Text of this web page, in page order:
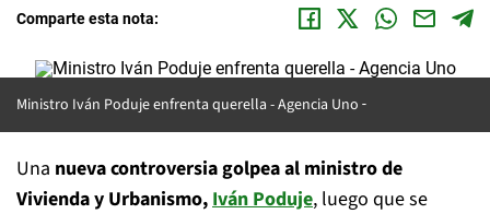
Comparte esta nota:
Ministro Iván Poduje enfrenta querella - Agencia Uno
Una nueva controversia golpea al ministro de
Vivienda y Urbanismo,Iván Poduje, luego que se